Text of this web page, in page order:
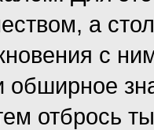
а
с
обширное
отбрось